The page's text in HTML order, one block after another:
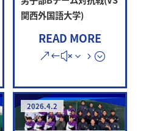
関西外国語大学)
READ MORE
2026.4.2